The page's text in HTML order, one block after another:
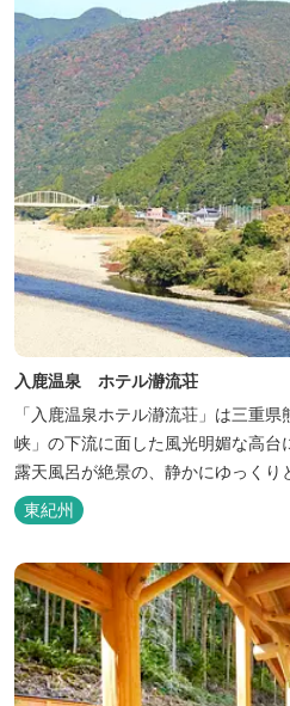
入鹿温泉 ホテル瀞流荘
「入鹿温泉ホテル瀞流荘」は三重
峡」の下流に面した風光明媚な高
露天風呂が絶景の、静かにゆっくり
る温泉宿泊施設です。 熊野古道をはじめ、日本一の棚田と称される
丸山千枚田、赤木城跡、熊野本宮大
クセスには大変便利な立地と...
東紀州